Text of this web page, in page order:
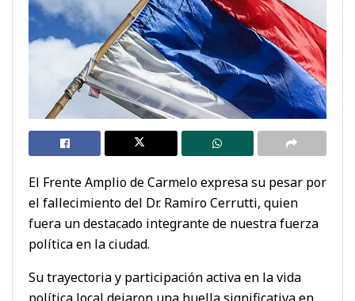
El Frente Amplio de Carmelo expresa su pesar por
el fallecimiento del Dr. Ramiro Cerrutti, quien
fuera un destacado integrante de nuestra fuerza
política en la ciudad.
Su trayectoria y participación activa en la vida
política local dejaron una huella significativa en